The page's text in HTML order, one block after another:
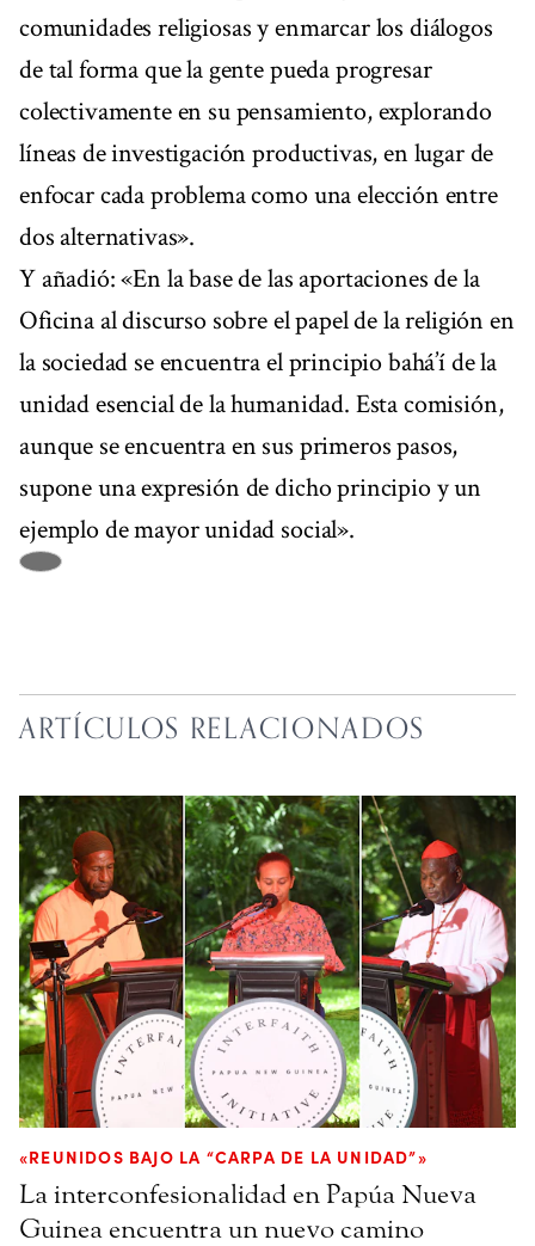
comunidades religiosas y enmarcar los diálogos
de tal forma que la gente pueda progresar
colectivamente en su pensamiento, explorando
líneas de investigación productivas, en lugar de
enfocar cada problema como una elección entre
dos alternativas».
Y añadió: «En la base de las aportaciones de la
Oficina al discurso sobre el papel de la religión en
la sociedad se encuentra el principio bahá’í de la
unidad esencial de la humanidad. Esta comisión,
aunque se encuentra en sus primeros pasos,
supone una expresión de dicho principio y un
ejemplo de mayor unidad social».
ARTÍCULOS RELACIONADOS
«REUNIDOS BAJO LA “CARPA DE LA UNIDAD”»
La interconfesionalidad en Papúa Nueva
Guinea encuentra un nuevo camino